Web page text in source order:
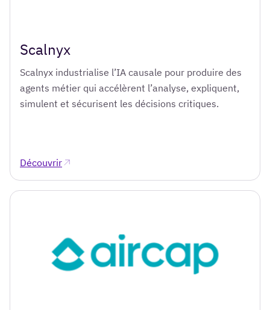
Scalnyx
Scalnyx industrialise l’IA causale pour produire des
agents métier qui accélèrent l’analyse, expliquent,
simulent et sécurisent les décisions critiques.
Découvrir